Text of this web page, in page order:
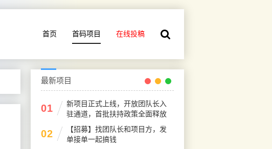
首页 首码项目 在线投稿
最新项目
01
新项目正式上线，开放团队长入
驻通道，首批扶持政策全面释放
02
【招募】找团队长和项目方，发
单接单一起搞钱